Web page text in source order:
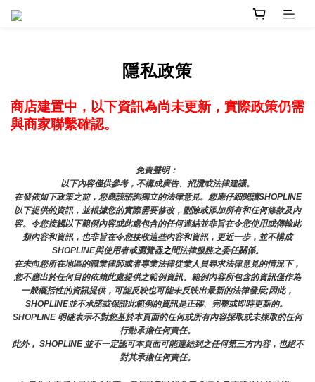
隱私政策
商店建置中，以下資訊為尚未更新，實際政策仍需
與商家聯繫確認。
免責聲明：
以下內容僅供參考，不構成廣告、招攬或法律建議。
在發佈如下政策之前，您應該諮詢獨立的法律意見。您應仔細閱讀SHOPLINE
以下提供的資訊，並根據您的實際需要修改，刪除或添加所有和任何條款及內
容。令您接觸以下範例內容或此處包含的任何連結並非旨在令您使用或傳輸此
類內容和資訊，也非旨在令您接收這些內容和資訊，更近一步，並不構成
SHOPLINE與使用者或瀏覽器之間法律服務之委任關係。
在未向您所在地區的職業律師或者專業法律從業人員尋求法律意見的情況下，
您不應出於任何目的依賴此處提供之範例資訊。範例內容所包含的資訊僅作為
一般概括性的資訊提供，可能反映也可能未反映出最新的法律發展;因此，
SHOPLINE並不承諾或保證此範例的資訊是正確、完整或即時更新的。
SHOPLINE 明確表示不對您基於本頁面的任何或所有內容採取或未採取的任何
行動承擔任何責任。
此外， SHOPLINE 並不一定認可本頁面可能連結到之任何第三方內容，也絕不
對其承擔任何責任。